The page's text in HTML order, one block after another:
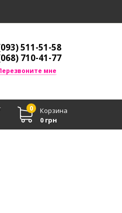
511-51-58
710-41-77
мне
0
Корзина
0 грн